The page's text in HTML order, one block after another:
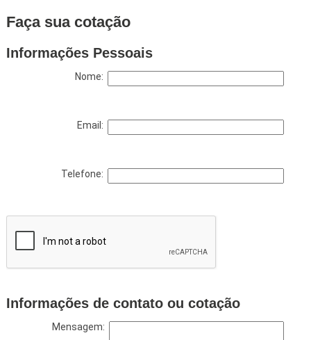
Faça sua cotação
Informações Pessoais
Nome:
Email:
Telefone:
Informações de contato ou cotação
Mensagem: